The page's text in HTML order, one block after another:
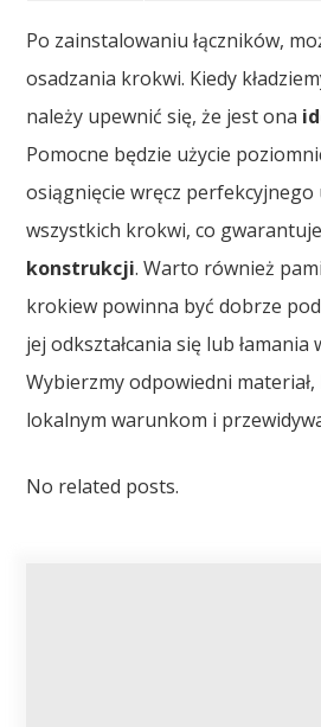
Po zainstalowaniu łączników,
osadzania krokwi. Kiedy
należy upewnić się, że jest ona
Pomocne będzie użycie
osiągnięcie wręcz perfekcyjnego
wszystkich krokwi, co gwarantuje
konstrukcji. Warto również
krokiew powinna być dobrze
jej odkształcania się lub łamania
Wybierzmy odpowiedni
lokalnym warunkom i
No related posts.